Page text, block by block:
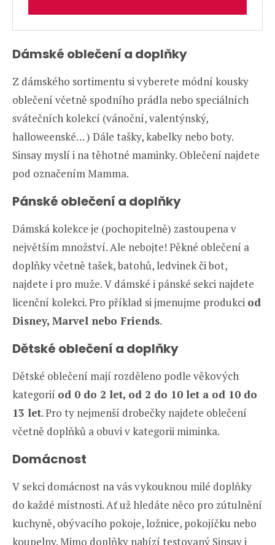
Dámské oblečení a doplňky
Z dámského sortimentu si vyberete módní kousky
oblečení včetně spodního prádla nebo speciálních
svátečních kolekcí (vánoční, valentýnský,
halloweenské… ) Dále tašky, kabelky nebo boty.
Sinsay myslí i na těhotné maminky. Oblečení najdete
pod označením Mamma.
Pánské oblečení a doplňky
Dámská kolekce je (pochopitelně) zastoupena v
největším množství. Ale nebojte! Pěkné oblečení a
doplňky včetně tašek, batohů, ledvinek či bot,
najdete i pro muže. V dámské i pánské sekci najdete
licenční kolekci. Pro příklad si jmenujme produkci od
Disney, Marvel nebo Friends.
Dětské oblečení a doplňky
Dětské oblečení mají rozděleno podle věkových
kategorií od 0 do 2 let, od 2 do 10 let a od 10 do
13 let. Pro ty nejmenší drobečky najdete oblečení
včetně doplňků a obuvi v kategorii miminka.
Domácnost
V sekci domácnost na vás vykouknou milé doplňky
do každé místnosti. Ať už hledáte něco pro zútulnění
kuchyně, obývacího pokoje, ložnice, pokojíčku nebo
koupelny. Mimo doplňky nabízí testovaný Sinsay i